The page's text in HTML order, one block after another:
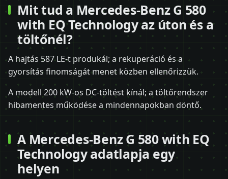
Mit tud a Mercedes-Benz G 580
with EQ Technology az úton és a
töltőnél?
A hajtás 587 LE-t produkál; a rekuperáció és a
gyorsítás finomságát menet közben ellenőrizzük.
A modell 200 kW-os DC-töltést kínál; a töltőrendszer
hibamentes működése a mindennapokban döntő.
A Mercedes-Benz G 580 with EQ
Technology adatlapja egy
helyen